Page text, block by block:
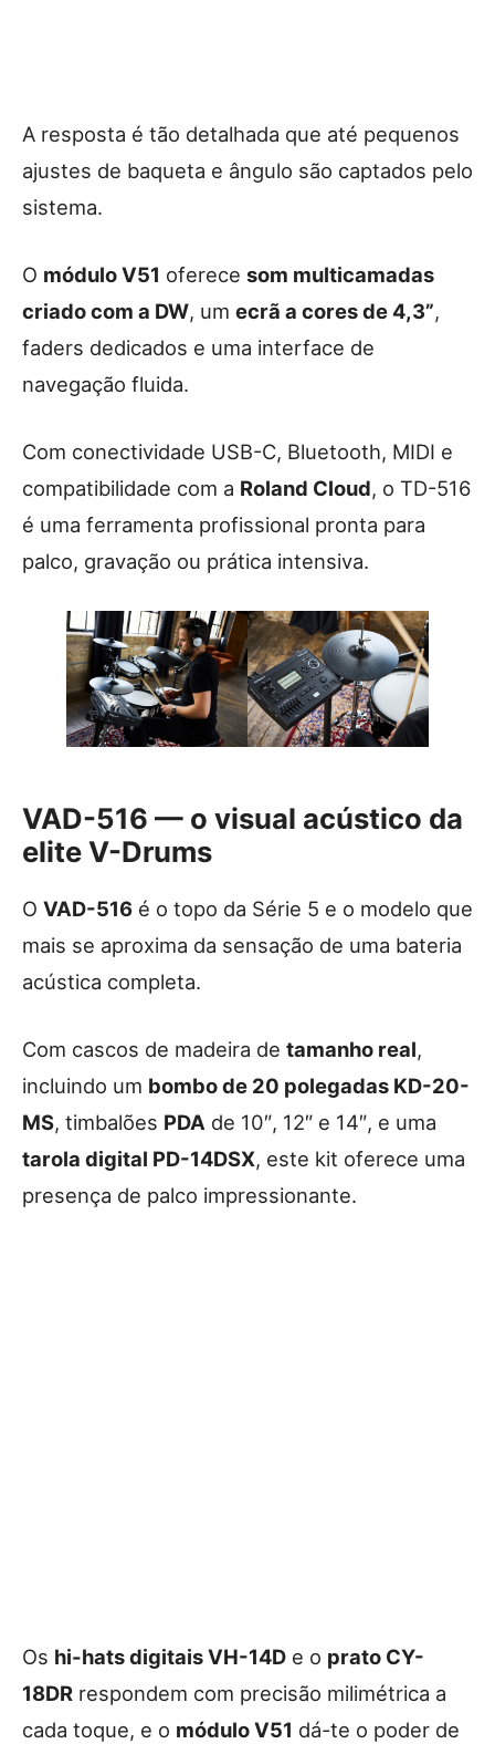
A resposta é tão detalhada que até pequenos
ajustes de baqueta e ângulo são captados pelo
sistema.
O módulo V51 oferece som multicamadas
criado com a DW, um ecrã a cores de 4,3”,
faders dedicados e uma interface de
navegação fluida.
Com conectividade USB-C, Bluetooth, MIDI e
compatibilidade com a Roland Cloud, o TD-516
é uma ferramenta profissional pronta para
palco, gravação ou prática intensiva.
VAD-516 — o visual acústico da
elite V-Drums
O VAD-516 é o topo da Série 5 e o modelo que
mais se aproxima da sensação de uma bateria
acústica completa.
Com cascos de madeira de tamanho real,
incluindo um bombo de 20 polegadas KD-20-
MS, timbalões PDA de 10″, 12″ e 14″, e uma
tarola digital PD-14DSX, este kit oferece uma
presença de palco impressionante.
Os hi-hats digitais VH-14D e o prato CY-
18DR respondem com precisão milimétrica a
cada toque, e o módulo V51 dá-te o poder de